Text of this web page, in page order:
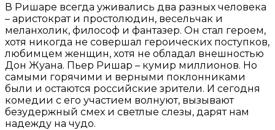
В Ришаре всегда уживались два разных человека
– аристократ и простолюдин, весельчак и
меланхолик, философ и фантазер. Он стал героем,
хотя никогда не совершал героических поступков,
любимцем женщин, хотя не обладал внешностью
Дон Жуана. Пьер Ришар – кумир миллионов. Но
самыми горячими и верными поклонниками
были и остаются российские зрители. И сегодня
комедии с его участием волнуют, вызывают
безудержный смех и светлые слезы, дарят нам
надежду на чудо.